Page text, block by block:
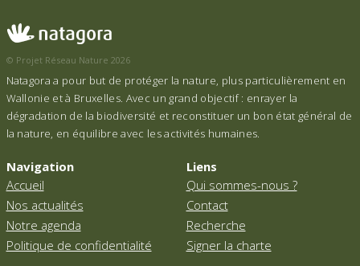
© Projet Réseau Nature 2026
Natagora a pour but de protéger la nature, plus particulièrement en
Wallonie et à Bruxelles. Avec un grand objectif : enrayer la
dégradation de la biodiversité et reconstituer un bon état général de
la nature, en équilibre avec les activités humaines.
Navigation
Accueil
Nos actualités
Notre agenda
Politique de confidentialité
Liens
Qui sommes-nous ?
Contact
Recherche
Signer la charte